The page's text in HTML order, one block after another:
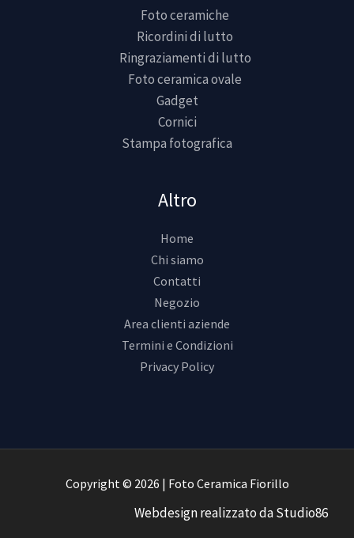
Foto ceramiche
Ricordini di lutto
Ringraziamenti di lutto
Foto ceramica ovale
Gadget
Cornici
Stampa fotografica
Altro
Home
Chi siamo
Contatti
Negozio
Area clienti aziende
Termini e Condizioni
Privacy Policy
Copyright © 2026 | Foto Ceramica Fiorillo
Webdesignrealizzato daStudio86